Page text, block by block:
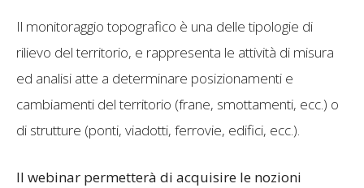
Il monitoraggio topografico è una delle tipologie di
rilievo del territorio, e rappresenta le attività di misura
ed analisi atte a determinare posizionamenti e
cambiamenti del territorio (frane, smottamenti, ecc.) o
di strutture (ponti, viadotti, ferrovie, edifici, ecc.).
Il webinar permetterà di acquisire le nozioni